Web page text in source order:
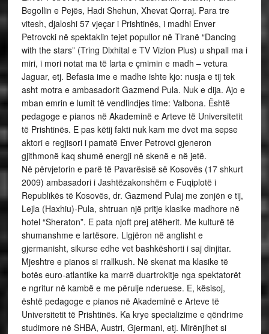
Begollin e Pejës, Hadi Shehun, Xhevat Qorraj. Para tre
vitesh, djaloshi 57 vjeçar i Prishtinës, i madhi Enver
Petrovcki në spektaklin tejet popullor në Tiranë “Dancing
with the stars” (Tring Dixhital e TV Vizion Plus) u shpall ma i
miri, i mori notat ma të larta e çmimin e madh – vetura
Jaguar, etj. Befasia ime e madhe ishte kjo: nusja e tij tek
asht motra e ambasadorit Gazmend Pula. Nuk e dija. Ajo e
mban emrin e lumit të vendlindjes time: Valbona. Është
pedagoge e pianos në Akademinë e Arteve të Universitetit
të Prishtinës. E pas këtij fakti nuk kam me dvet ma sepse
aktori e regjisori i pamatë Enver Petrovci gjeneron
gjithmonë kaq shumë energji në skenë e në jetë.
Në përvjetorin e parë të Pavarësisë së Kosovës (17 shkurt
2009) ambasadori i Jashtëzakonshëm e Fuqiplotë i
Republikës të Kosovës, dr. Gazmend Pulaj me zonjën e tij,
Lejla (Haxhiu)-Pula, shtruan një pritje klasike madhore në
hotel “Sheraton”. E pata njoft prej atëherit. Me kulturë të
shumanshme e lartësore. Ligjëron në anglisht e
gjermanisht, sikurse edhe vet bashkëshorti i saj dinjitar.
Mjeshtre e pianos si rrallkush. Në skenat ma klasike të
botës euro-atlantike ka marrë duartrokitje nga spektatorët
e ngritur në kambë e me përulje nderuese. E, kësisoj,
është pedagoge e pianos në Akademinë e Arteve të
Universitetit të Prishtinës. Ka krye specializime e qëndrime
studimore në SHBA, Austri, Gjermani, etj. Mirënjihet si